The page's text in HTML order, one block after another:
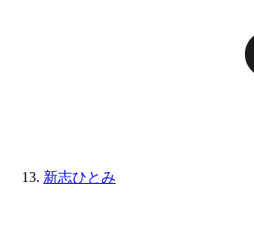
新志ひとみ